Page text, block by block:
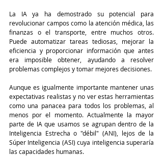
La IA ya ha demostrado su potencial para
revolucionar campos como la atención médica, las
finanzas o el transporte, entre muchos otros.
Puede automatizar tareas tediosas, mejorar la
eficiencia y proporcionar información que antes
era imposible obtener, ayudando a resolver
problemas complejos y tomar mejores decisiones.
Aunque es igualmente importante mantener unas
expectativas realistas y no ver estas herramientas
como una panacea para todos los problemas, al
menos por el momento. Actualmente la mayor
parte de IA que usamos se agrupan dentro de la
Inteligencia Estrecha o "débil" (ANI), lejos de la
Súper Inteligencia (ASI) cuya inteligencia superaría
las capacidades humanas.